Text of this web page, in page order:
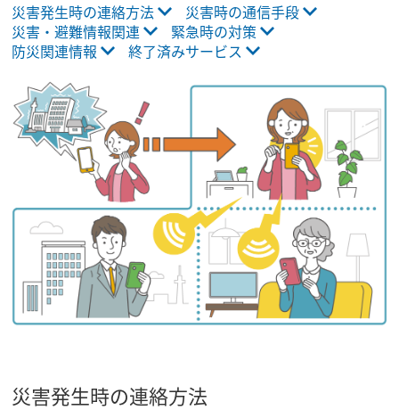
災害発生時の連絡方法
災害時の通信手段
災害・避難情報関連
緊急時の対策
防災関連情報
終了済みサービス
災害発生時の連絡方法